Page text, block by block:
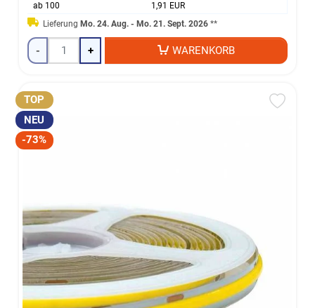
ab 100
1,91 EUR
Lieferung Mo. 24. Aug. - Mo. 21. Sept. 2026 **
- + WARENKORB
TOP
NEU
-73%